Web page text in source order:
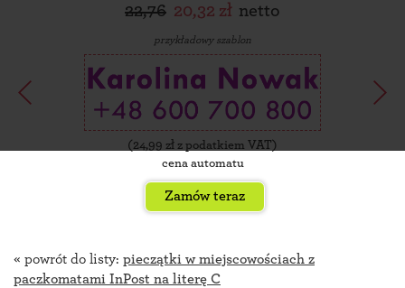
22,76 20,32 zł netto
przykładowy szablon
( 24,99 zł z podatkiem VAT)
cena automatu
Zamów teraz
« powrót do listy: pieczątki w miejscowościach z
paczkomatami InPost na literę C